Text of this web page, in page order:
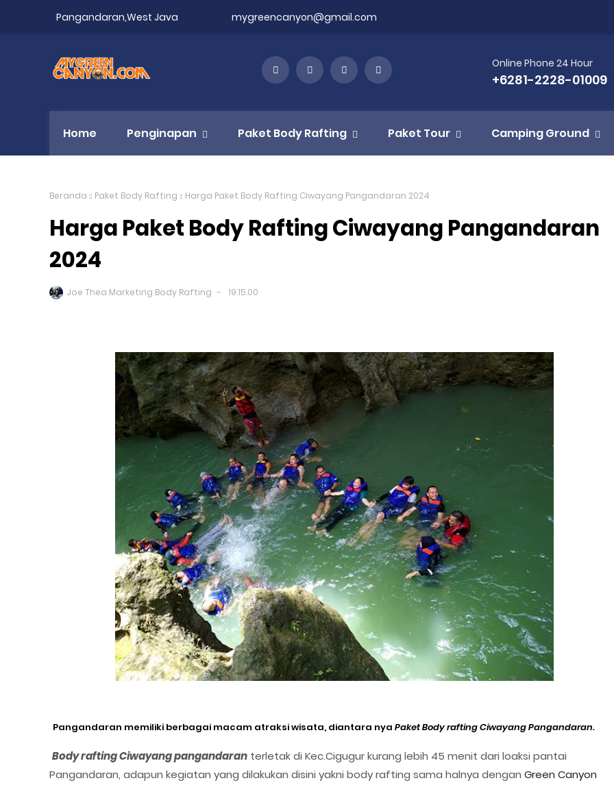
Pangandaran,West Java mygreencanyon@gmail.com
Online Phone 24 Hour
+6281-2228-01009
Home Penginapan Paket Body Rafting Paket Tour Camping Ground
Beranda Paket Body Rafting Harga Paket Body Rafting Ciwayang Pangandaran 2024
Harga Paket Body Rafting Ciwayang Pangandaran
2024
Joe Thea Marketing Body Rafting 19.15.00
Pangandaran memiliki berbagai macam atraksi wisata, diantara nya Paket Body rafting Ciwayang Pangandaran.
Body rafting Ciwayang pangandaran terletak di Kec.Cigugur kurang lebih 45 menit dari loaksi pantai
Pangandaran, adapun kegiatan yang dilakukan disini yakni body rafting sama halnya dengan Green Canyon